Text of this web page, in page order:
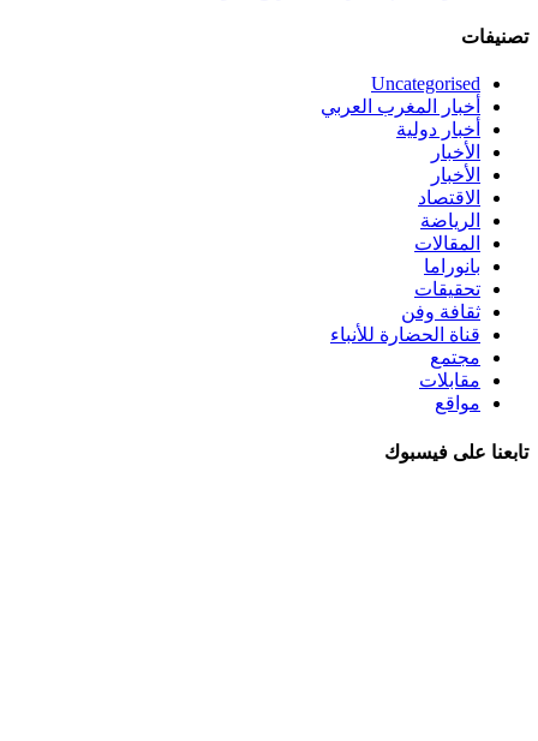
تصنيفات
Uncategorised
أخبار المغرب العربي
أخبار دولية
الأخبار
الأخبار
الاقتصاد
الرياضة
المقالات
بانوراما
تحقيقات
ثقافة وفن
قناة الحضارة للأنباء
مجتمع
مقابلات
مواقع
تابعنا على فيسبوك